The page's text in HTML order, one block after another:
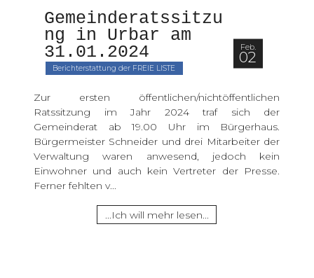
Gemeinderatssitzu
ng in Urbar am
31.01.2024
Berichterstattung der FREIE LISTE
Feb.
02
Zur ersten öffentlichen/nichtöffentlichen
Ratssitzung im Jahr 2024 traf sich der
Gemeinderat ab 19.00 Uhr im Bürgerhaus.
Bürgermeister Schneider und drei Mitarbeiter der
Verwaltung waren anwesend, jedoch kein
Einwohner und auch kein Vertreter der Presse.
Ferner fehlten v...
...Ich will mehr lesen...